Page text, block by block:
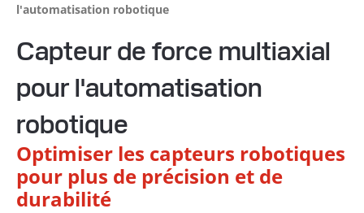
l'automatisation robotique
Capteur de force multiaxial
pour l'automatisation
robotique
Optimiser les capteurs robotiques
pour plus de précision et de
durabilité